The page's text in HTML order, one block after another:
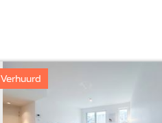
Verhuurd